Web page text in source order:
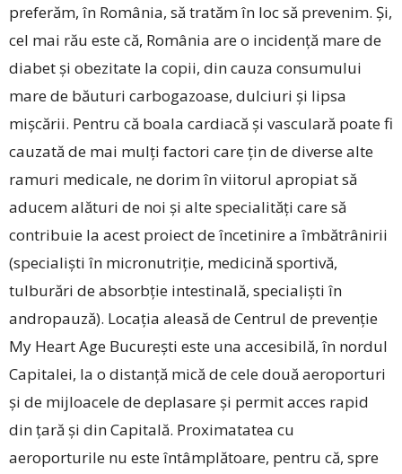
preferăm, în România, să tratăm în loc să prevenim. Și,
cel mai rău este că, România are o incidență mare de
diabet și obezitate la copii, din cauza consumului
mare de băuturi carbogazoase, dulciuri și lipsa
mișcării. Pentru că boala cardiacă și vasculară poate fi
cauzată de mai mulți factori care țin de diverse alte
ramuri medicale, ne dorim în viitorul apropiat să
aducem alături de noi și alte specialități care să
contribuie la acest proiect de încetinire a îmbătrânirii
(specialiști în micronutriție, medicină sportivă,
tulburări de absorbție intestinală, specialiști în
andropauză). Locația aleasă de Centrul de prevenție
My Heart Age București este una accesibilă, în nordul
Capitalei, la o distanță mică de cele două aeroporturi
și de mijloacele de deplasare și permit acces rapid
din țară și din Capitală. Proximatatea cu
aeroporturile nu este întâmplătoare, pentru că, spre